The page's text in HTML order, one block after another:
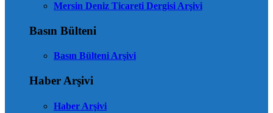
Mersin Deniz Ticareti Dergisi Arşivi
Basın Bülteni
Basın Bülteni Arşivi
Haber Arşivi
Haber Arşivi